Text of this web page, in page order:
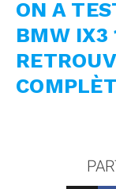
ON A
BMW IX3